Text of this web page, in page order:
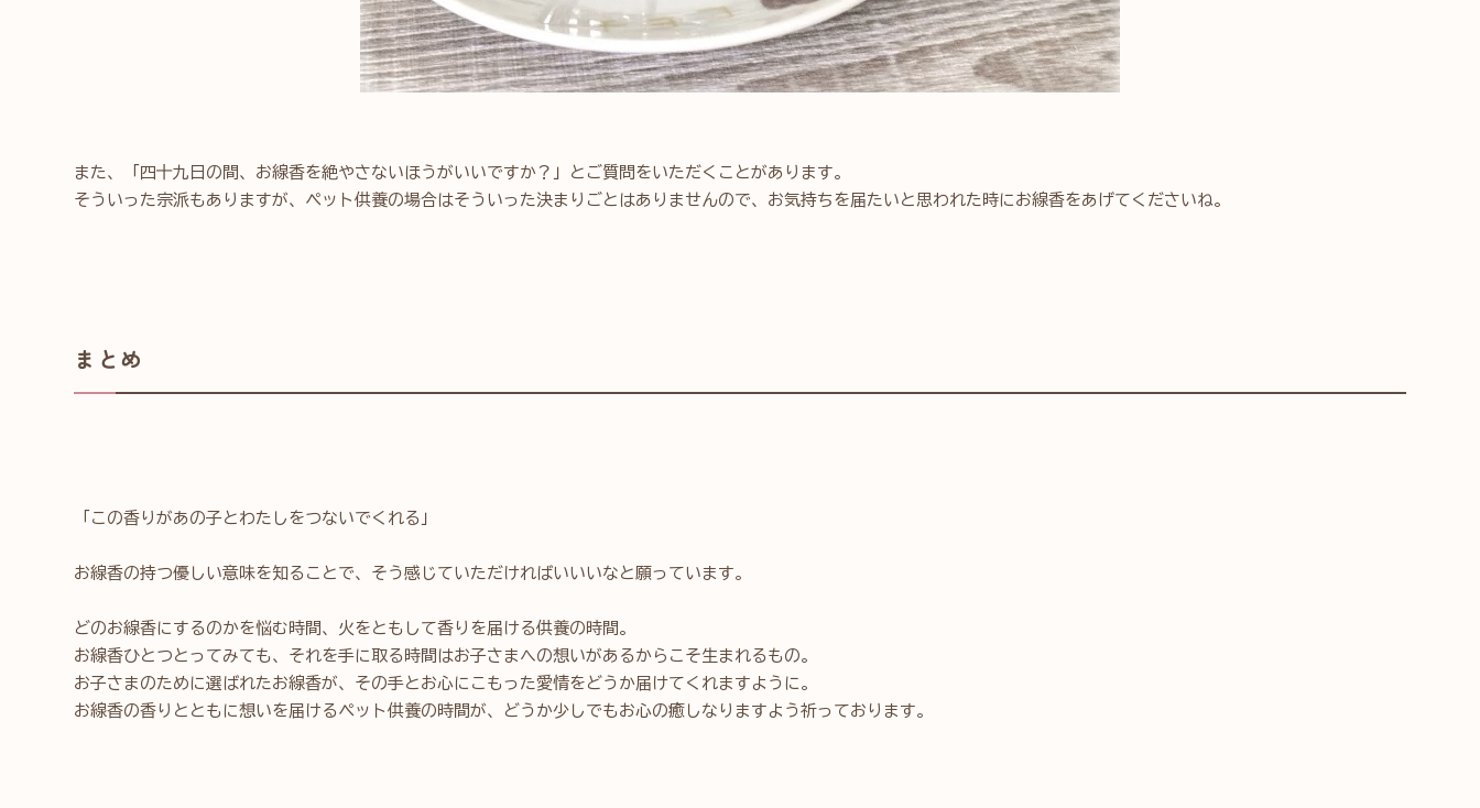
また、「四十九日の間、お線香を絶やさないほうがいいですか？」とご質問をいただくことがあります。
そういった宗派もありますが、ペット供養の場合はそういった決まりごとはありませんので、お気持ちを届たいと思われた時にお線香をあげてくださいね。
まとめ
「この香りがあの子とわたしをつないでくれる」
お線香の持つ優しい意味を知ることで、そう感じていただければいいいなと願っています。
どのお線香にするのかを悩む時間、火をともして香りを届ける供養の時間。
お線香ひとつとってみても、それを手に取る時間はお子さまへの想いがあるからこそ生まれるもの。
お子さまのために選ばれたお線香が、その手とお心にこもった愛情をどうか届けてくれますように。
お線香の香りとともに想いを届けるペット供養の時間が、どうか少しでもお心の癒しなりますよう祈っております。